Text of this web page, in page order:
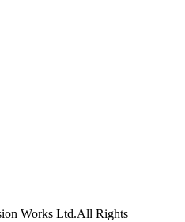
Works Ltd.All Rights